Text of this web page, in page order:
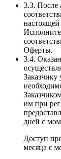
3.3. После
Оферты.
3.4.
им при
дней с
Доступ
месяца с